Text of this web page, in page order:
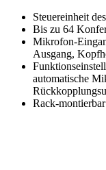
Steuereinheit
Bis zu 64
Mikrofon-
Ausgang,
automatische
Rack-